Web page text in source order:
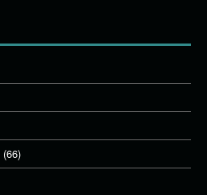
(66)